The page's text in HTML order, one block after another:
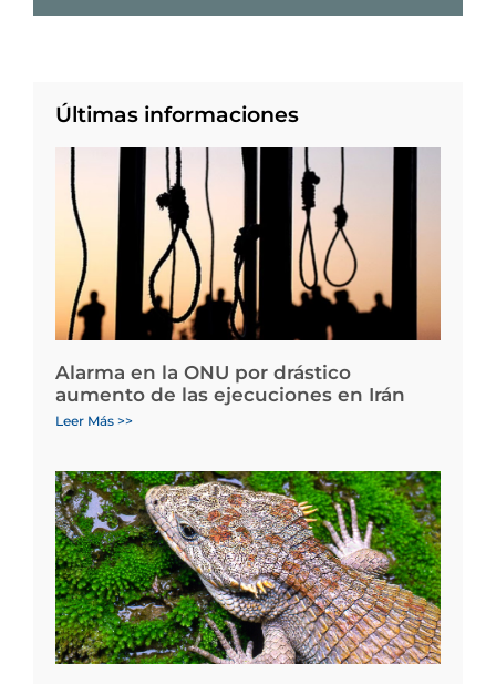
Últimas informaciones
Alarma en la ONU por drástico
aumento de las ejecuciones en Irán
Leer Más >>